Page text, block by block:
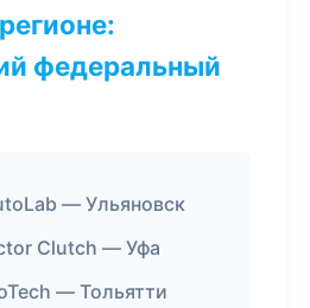
федеральный
— Ульяновск
Clutch — Уфа
— Тольятти